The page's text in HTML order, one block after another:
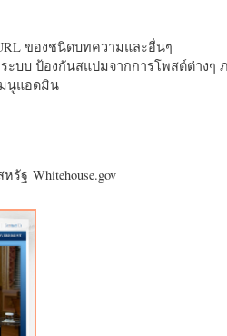
ของชนิดบทความและอื่นๆ
ะบบ ป้องกันสแปมจากการโพสต์ต่างๆ
นูแอดมิน
ฐ Whitehouse.gov